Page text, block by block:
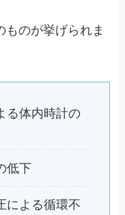
ものが挙げられま
る体内時計の
低下
による循環不